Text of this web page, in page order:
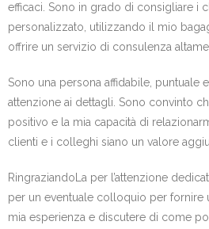
efficaci. Sono in grado di consigliare i
personalizzato, utilizzando il mio
offrire un servizio di consulenza
Sono una persona affidabile, puntuale
attenzione ai dettagli. Sono convinto
positivo e la mia capacità di
clienti e i colleghi siano un valore
RingraziandoLa per l’attenzione
per un eventuale colloquio per fornire
mia esperienza e discutere di come